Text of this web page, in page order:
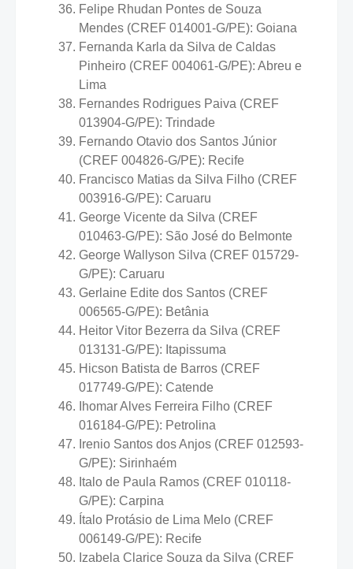
Felipe Rhudan Pontes de Souza
Mendes (CREF 014001-G/PE): Goiana
Fernanda Karla da Silva de Caldas
Pinheiro (CREF 004061-G/PE): Abreu e
Lima
Fernandes Rodrigues Paiva (CREF
013904-G/PE): Trindade
Fernando Otavio dos Santos Júnior
(CREF 004826-G/PE): Recife
Francisco Matias da Silva Filho (CREF
003916-G/PE): Caruaru
George Vicente da Silva (CREF
010463-G/PE): São José do Belmonte
George Wallyson Silva (CREF 015729-
G/PE): Caruaru
Gerlaine Edite dos Santos (CREF
006565-G/PE): Betânia
Heitor Vitor Bezerra da Silva (CREF
013131-G/PE): Itapissuma
Hicson Batista de Barros (CREF
017749-G/PE): Catende
Ihomar Alves Ferreira Filho (CREF
016184-G/PE): Petrolina
Irenio Santos dos Anjos (CREF 012593-
G/PE): Sirinhaém
Italo de Paula Ramos (CREF 010118-
G/PE): Carpina
Ítalo Protásio de Lima Melo (CREF
006149-G/PE): Recife
Izabela Clarice Souza da Silva (CREF